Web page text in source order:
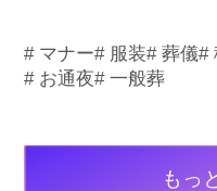
# マナー# 服装# 葬儀#
# お通夜# 一般葬
もっ